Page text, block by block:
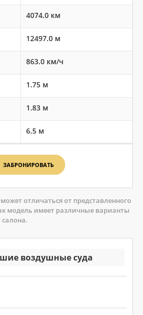
воздушные суда
4074.0 км
12497.0 м
863.0 км/ч
1.75 м
1.83 м
6.5 м
ЗАБРОНИРОВАТЬ
отличаться от представленного
модель имеет различные варианты